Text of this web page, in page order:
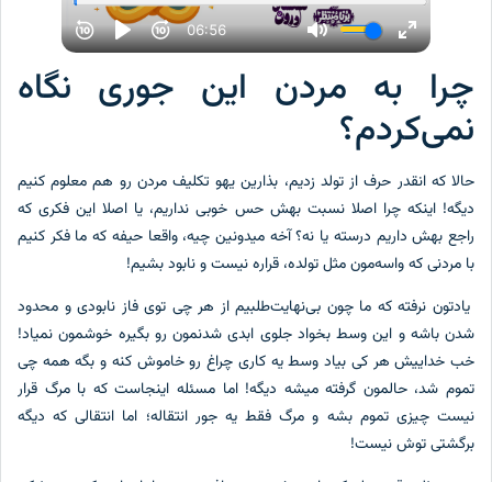
چرا به مردن این جوری نگاه
نمی‌کردم؟
حالا که انقدر حرف از تولد زدیم، بذارین یهو تکلیف مردن رو هم معلوم کنیم
دیگه! اینکه چرا اصلا نسبت بهش حس خوبی نداریم، یا اصلا این فکری که
راجع بهش داریم درسته یا نه؟ آخه میدونین چیه، واقعا حیفه که ما فکر کنیم
با مردنی که واسه‌مون مثل تولده، قراره نیست و نابود بشیم!
یادتون نرفته که ما چون بی‌نهایت‌طلبیم از هر چی توی فاز نابودی و محدود
شدن باشه و این وسط بخواد جلوی ابدی شدنمون رو بگیره خوشمون نمیاد!
خب خداییش هر کی بیاد وسط یه کاری چراغ رو خاموش کنه و بگه همه چی
تموم شد، حالمون گرفته میشه دیگه! اما مسئله اینجاست که با مرگ قرار
نیست چیزی تموم بشه و مرگ فقط یه جور انتقاله؛ اما انتقالی که دیگه
برگشتی توش نیست!